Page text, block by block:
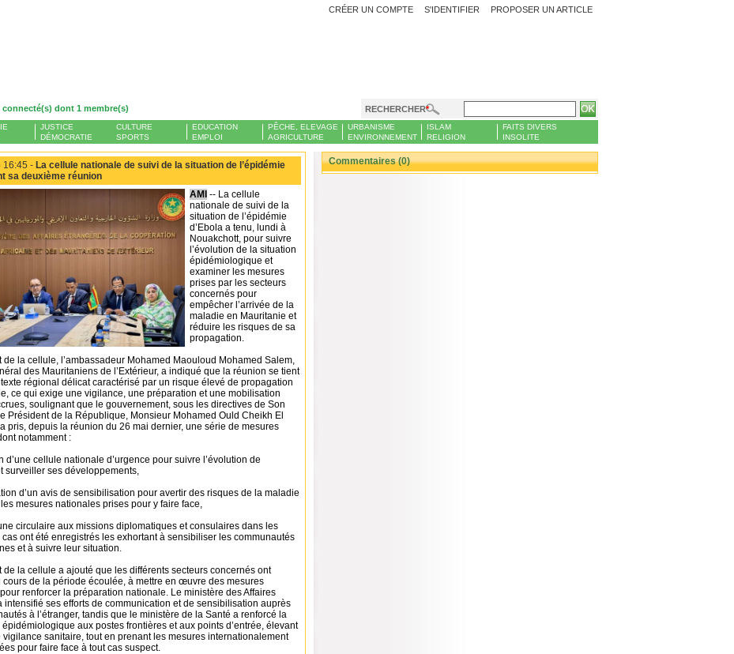
PROPOSER UN ARTICLE
CRÉER UN COMPTE S'IDENTIFIER
connecté(s) dont 1 membre(s) RECHERCHER
JUSTICE
DÉMOCRATIE
CULTURE
SPORTS
EDUCATION
EMPLOI
PÊCHE, ELEVAGE
AGRICULTURE
URBANISME
ENVIRONNEMENT
ISLAM
RELIGION
FAITS DIVERS
INSOLITE
16:45 - La cellule nationale de suivi de la situation de l’épidémie
sa deuxième réunion
AMI -- La cellule
nationale de suivi de la
situation de l’épidémie
d’Ebola a tenu, lundi à
Nouakchott, pour suivre
l’évolution de la situation
épidémiologique et
examiner les mesures
prises par les secteurs
concernés pour
empêcher l’arrivée de la
maladie en Mauritanie et
réduire les risques de sa
propagation.
de la cellule, l’ambassadeur Mohamed Maouloud Mohamed Salem,
des Mauritaniens de l’Extérieur, a indiqué que la réunion se tient
régional délicat caractérisé par un risque élevé de propagation
ce qui exige une vigilance, une préparation et une mobilisation
soulignant que le gouvernement, sous les directives de Son
Président de la République, Monsieur Mohamed Ould Cheikh El
pris, depuis la réunion du 26 mai dernier, une série de mesures
notamment :
d’une cellule nationale d’urgence pour suivre l’évolution de
surveiller ses développements,
d’un avis de sensibilisation pour avertir des risques de la maladie
mesures nationales prises pour y faire face,
circulaire aux missions diplomatiques et consulaires dans les
ont été enregistrés les exhortant à sensibiliser les communautés
et à suivre leur situation.
de la cellule a ajouté que les différents secteurs concernés ont
cours de la période écoulée, à mettre en œuvre des mesures
renforcer la préparation nationale. Le ministère des Affaires
intensifié ses efforts de communication et de sensibilisation auprès
à l’étranger, tandis que le ministère de la Santé a renforcé la
aux postes frontières et aux points d’entrée, élevant
vigilance sanitaire, tout en prenant les mesures internationalement
pour faire face à tout cas suspect.
Commentaires (0)